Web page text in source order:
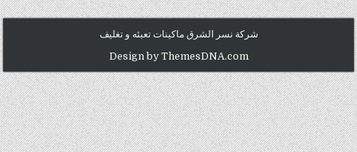
شركة نسر الشرق ماكينات تعبئه و تغليف
Design by ThemesDNA.com